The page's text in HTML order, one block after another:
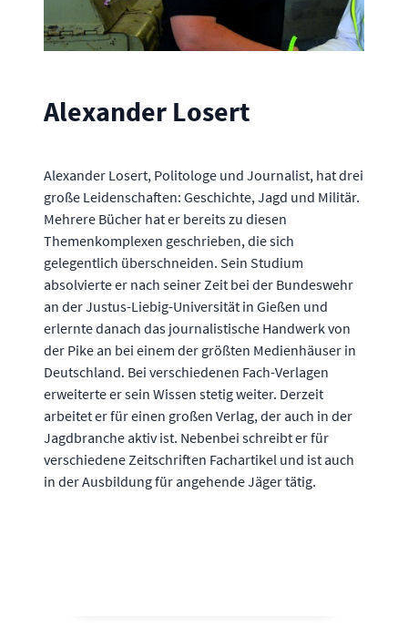
Alexander Losert
Alexander Losert, Politologe und Journalist, hat drei
große Leidenschaften: Geschichte, Jagd und Militär.
Mehrere Bücher hat er bereits zu diesen
Themenkomplexen geschrieben, die sich
gelegentlich überschneiden. Sein Studium
absolvierte er nach seiner Zeit bei der Bundeswehr
an der Justus-Liebig-Universität in Gießen und
erlernte danach das journalistische Handwerk von
der Pike an bei einem der größten Medienhäuser in
Deutschland. Bei verschiedenen Fach-Verlagen
erweiterte er sein Wissen stetig weiter. Derzeit
arbeitet er für einen großen Verlag, der auch in der
Jagdbranche aktiv ist. Nebenbei schreibt er für
verschiedene Zeitschriften Fachartikel und ist auch
in der Ausbildung für angehende Jäger tätig.